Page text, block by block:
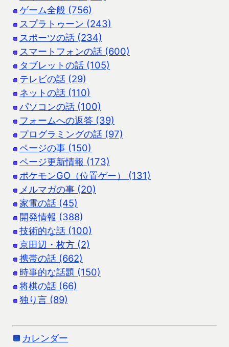
ゲーム全般 (756)
スプラトゥーン (243)
スポーツの話 (234)
スマートフォンの話 (600)
タブレットの話 (105)
テレビの話 (29)
ネットの話 (110)
パソコンの話 (100)
フォームへの返答 (39)
プログラミングの話 (97)
ページの事 (150)
ページ更新情報 (173)
ポケモンGO（位置ゲー） (131)
メルマガの事 (20)
家電の話 (45)
開発情報 (388)
技術的な話 (100)
京田辺・枚方 (2)
携帯の話 (662)
時事的な話題 (150)
将棋の話 (66)
独り言 (89)
カレンダー